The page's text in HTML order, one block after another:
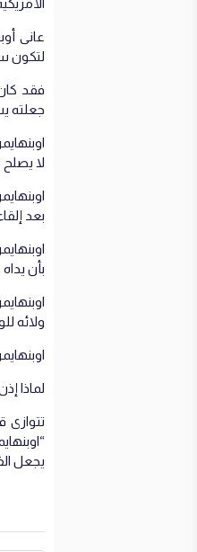
عانى
لتكون
فقد
جعلته
لا
بعد
بأن
ولائه
لماذا
تتوازى
يجعل